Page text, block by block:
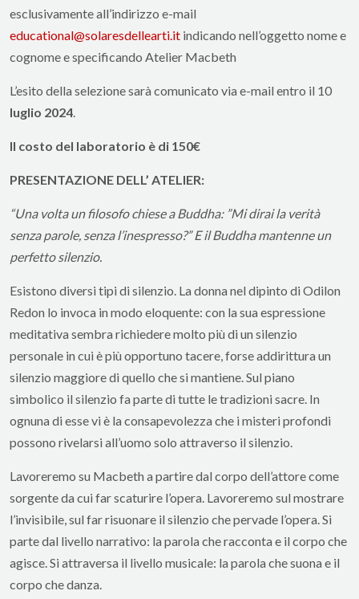
esclusivamente all’indirizzo e­-mail
educational@solaresdellearti.it indicando nell’oggetto nome e
cognome e specificando Atelier Macbeth
L’esito della selezione sarà comunicato via e-mail entro il 10
luglio 2024.
Il costo del laboratorio è di 150€
PRESENTAZIONE DELL’ ATELIER:
“Una volta un filosofo chiese a Buddha: ”Mi dirai la verità
senza parole, senza l’inespresso?” E il Buddha mantenne un
perfetto silenzio.
Esistono diversi tipi di silenzio. La donna nel dipinto di Odilon
Redon lo invoca in modo eloquente: con la sua espressione
meditativa sembra richiedere molto più di un silenzio
personale in cui è più opportuno tacere, forse addirittura un
silenzio maggiore di quello che si mantiene. Sul piano
simbolico il silenzio fa parte di tutte le tradizioni sacre. In
ognuna di esse vi è la consapevolezza che i misteri profondi
possono rivelarsi all’uomo solo attraverso il silenzio.
Lavoreremo su Macbeth a partire dal corpo dell’attore come
sorgente da cui far scaturire l’opera. Lavoreremo sul mostrare
l’invisibile, sul far risuonare il silenzio che pervade l’opera. Si
parte dal livello narrativo: la parola che racconta e il corpo che
agisce. Si attraversa il livello musicale: la parola che suona e il
corpo che danza.